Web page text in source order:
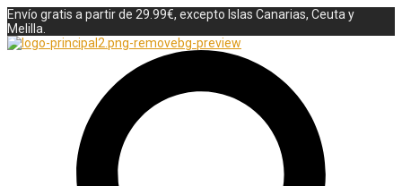
Envío gratis a partir de 29.99€, excepto Islas Canarias, Ceuta y
Melilla.